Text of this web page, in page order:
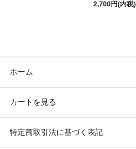
2,700円(内税)
ホーム
カートを見る
特定商取引法に基づく表記